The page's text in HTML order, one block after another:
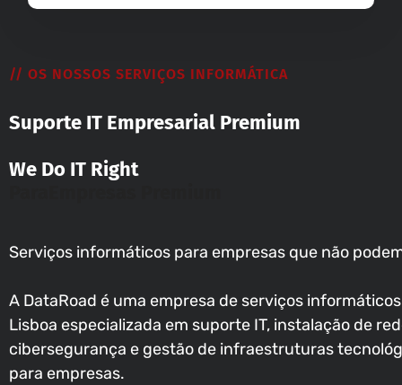
// OS NOSSOS SERVIÇOS INFORMÁTICA
Suporte IT Empresarial Premium
We Do IT Right
Serviços informáticos para empresas que não
A DataRoad é uma empresa de serviços
Lisboa especializada em suporte IT, instalação de
cibersegurança e gestão de infraestruturas
para empresas.